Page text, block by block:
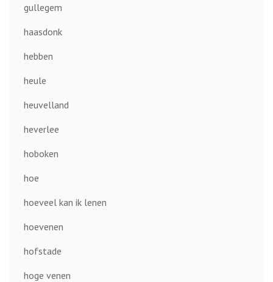
gullegem
haasdonk
hebben
heule
heuvelland
heverlee
hoboken
hoe
hoeveel kan ik lenen
hoevenen
hofstade
hoge venen